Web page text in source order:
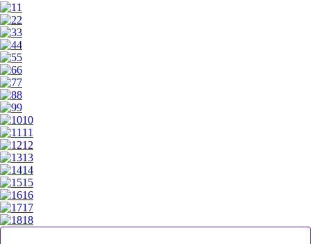
1
2
3
4
5
6
7
8
9
10
11
12
13
14
15
16
17
18